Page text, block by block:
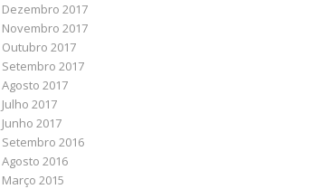
Dezembro 2017
Novembro 2017
Outubro 2017
Setembro 2017
Agosto 2017
Julho 2017
Junho 2017
Setembro 2016
Agosto 2016
Março 2015